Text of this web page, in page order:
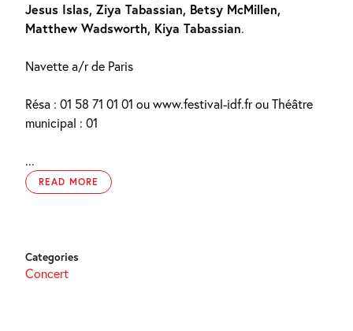
Jesus Islas, Ziya Tabassian, Betsy McMillen,
Matthew Wadsworth, Kiya Tabassian.
Navette a/r de Paris
Résa : 01 58 71 01 01 ou www.festival-idf.fr ou Théâtre
municipal : 01
...
READ MORE
Categories
Concert